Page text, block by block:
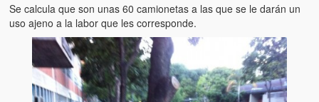
Se calcula que son unas 60 camionetas a las que se le darán un
uso ajeno a la labor que les corresponde.